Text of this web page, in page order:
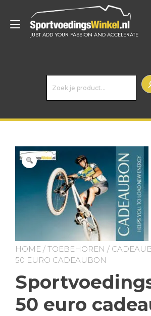
inhoud
JUST ADD YOUR PASSION AND ACCELERATE
Toggle
e
HOME / TOEBEHOREN /
50 EURO CADEAUBON
50 euro